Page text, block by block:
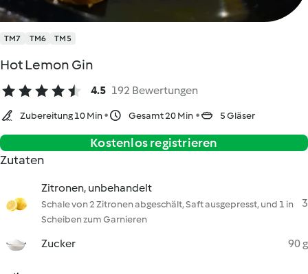
TM7 TM6 TM5
Hot Lemon Gin
4.5 192 Bewertungen
Zubereitung 10 Min Gesamt 20 Min 5 Gläser
Kostenlos registrieren
Zutaten
Zitronen, unbehandelt
Schale von 2 Zitronen abgeschält, Saft ausgepresst, und 1 in
Scheiben zum Garnieren
3
Zucker 90 g